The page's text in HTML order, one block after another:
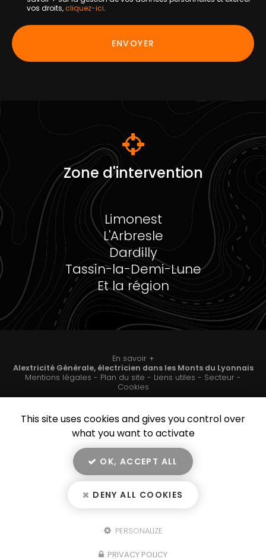
vos droits,cliquez-ici.
Acceptation
RGPD
*
ENVOYER
Zone d'intervention
Limonest
L'Arbresle
Dardilly
Tassin-la-Demi-Lune
Et la région
En savoir +
Fermer
Notre savoir-faire : Électricien dans les Monts-du-
Lyonnais
remise aux normes coffret electrique a lentilly
Montée d'escaliers
Borne de recharge Legrand triphasé
Piscine intérieure
Installation borne électrique
Alextricité Générale, électricien dans les Monts du Lyonnais
Mentions légales - Plan du site - Liens utiles - Secteur -
Cookies
Création et référencement de site Internet
Demande de Devis
9.9/10
6 avis
Travail de pros
This site uses cookies and gives you control over
what you want to activate
OK, ACCEPT ALL
DENY ALL COOKIES
PERSONALIZE
PRIVACY POLICY